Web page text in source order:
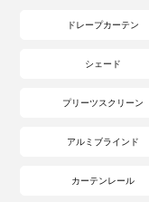
ドレープカーテン
シェード
プリーツスクリーン
アルミブラインド
カーテンレール